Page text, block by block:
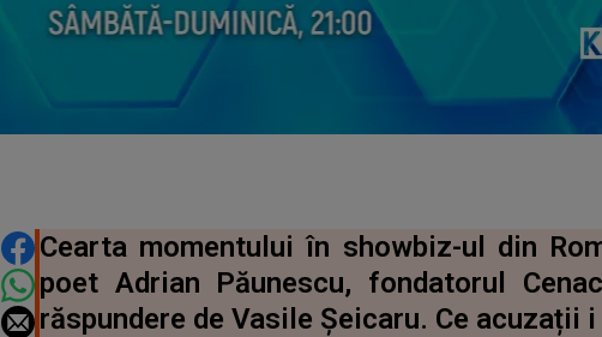
DISTRIBUIE ARTICOLUL
Cearta momentului în showbiz-ul din
poet Adrian Păunescu, fondatorul
răspundere de Vasile Șeicaru. Ce acuzații i